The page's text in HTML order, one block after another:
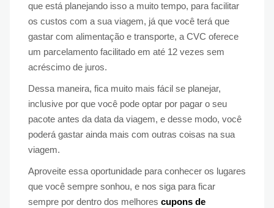
que está planejando isso a muito tempo, para facilitar
os custos com a sua viagem, já que você terá que
gastar com alimentação e transporte, a CVC oferece
um parcelamento facilitado em até 12 vezes sem
acréscimo de juros.
Dessa maneira, fica muito mais fácil se planejar,
inclusive por que você pode optar por pagar o seu
pacote antes da data da viagem, e desse modo, você
poderá gastar ainda mais com outras coisas na sua
viagem.
Aproveite essa oportunidade para conhecer os lugares
que você sempre sonhou, e nos siga para ficar
sempre por dentro dos melhores cupons de